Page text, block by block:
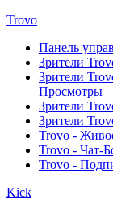
Trovo
Панель
Зрители
Зрители
Просмотры
Зрители
Зрители
Trovo -
Trovo - Чат-
Trovo -
Kick